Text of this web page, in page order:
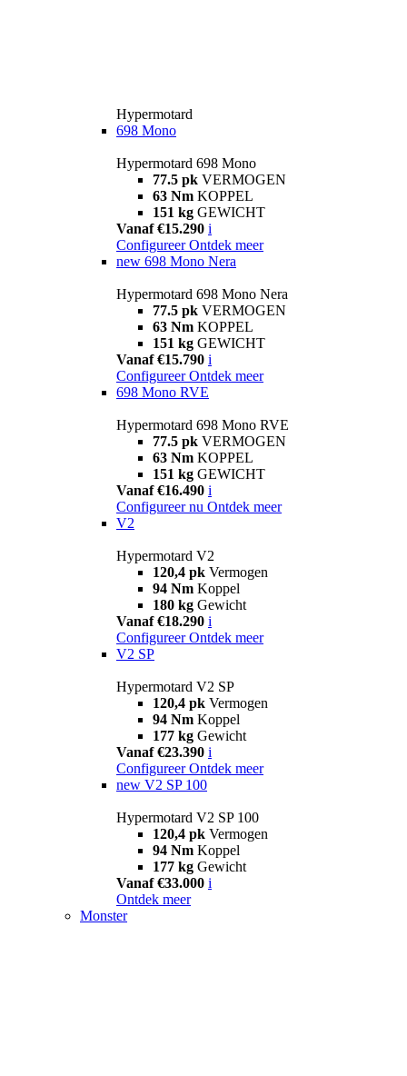
Hypermotard
698 Mono
Hypermotard 698 Mono
77.5 pk VERMOGEN
63 Nm KOPPEL
151 kg GEWICHT
Vanaf €15.290 i
Configureer Ontdek meer
new 698 Mono Nera
Hypermotard 698 Mono Nera
77.5 pk VERMOGEN
63 Nm KOPPEL
151 kg GEWICHT
Vanaf €15.790 i
Configureer Ontdek meer
698 Mono RVE
Hypermotard 698 Mono RVE
77.5 pk VERMOGEN
63 Nm KOPPEL
151 kg GEWICHT
Vanaf €16.490 i
Configureer nu Ontdek meer
V2
Hypermotard V2
120,4 pk Vermogen
94 Nm Koppel
180 kg Gewicht
Vanaf €18.290 i
Configureer Ontdek meer
V2 SP
Hypermotard V2 SP
120,4 pk Vermogen
94 Nm Koppel
177 kg Gewicht
Vanaf €23.390 i
Configureer Ontdek meer
new V2 SP 100
Hypermotard V2 SP 100
120,4 pk Vermogen
94 Nm Koppel
177 kg Gewicht
Vanaf €33.000 i
Ontdek meer
Monster